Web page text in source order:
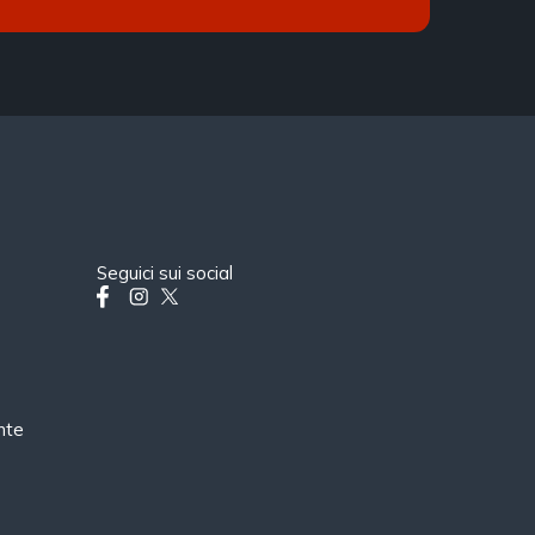
Seguici sui social